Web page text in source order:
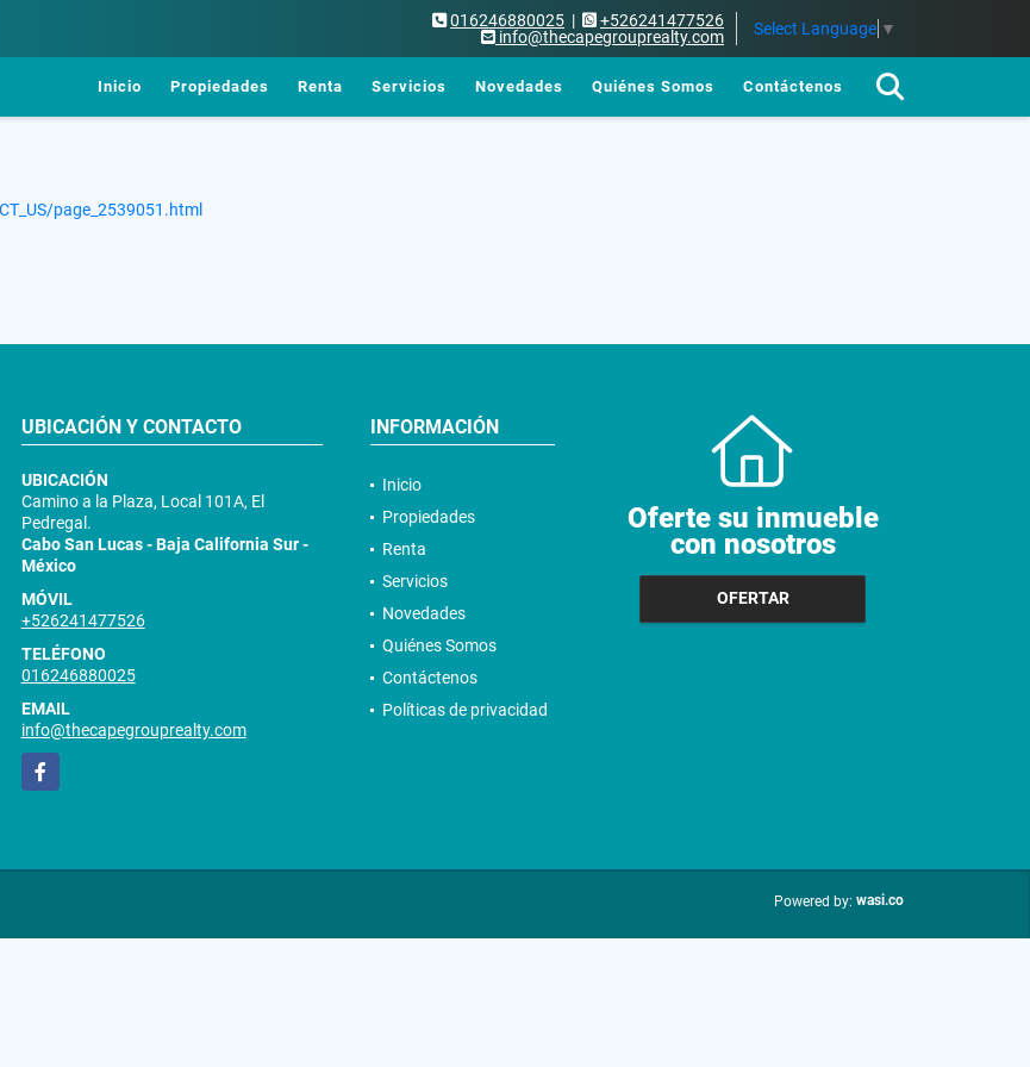
016246880025 |
+526241477526
info@thecapegrouprealty.com
Select Language ▼
Inicio Propiedades Renta Servicios Novedades Quiénes Somos Contáctenos
page_2539051.html
UBICACIÓN Y CONTACTO
UBICACIÓN
Camino a la Plaza, Local 101A, El
Pedregal.
Cabo San Lucas - Baja California Sur -
México
MÓVIL
+526241477526
TELÉFONO
016246880025
EMAIL
info@thecapegrouprealty.com
Facebook
INFORMACIÓN
Inicio
Propiedades
Renta
Servicios
Novedades
Quiénes Somos
Contáctenos
Políticas de privacidad
Oferte su inmueble
con nosotros
OFERTAR
Powered by: wasi.co